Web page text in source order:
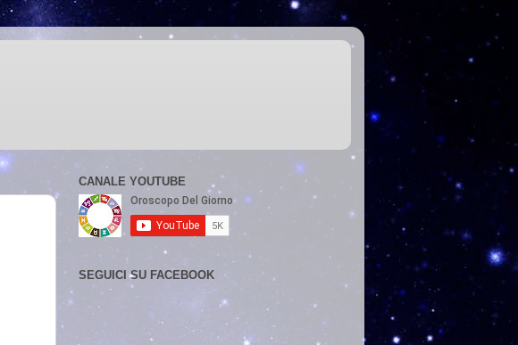
CANALE YOUTUBE
SEGUICI SU FACEBOOK